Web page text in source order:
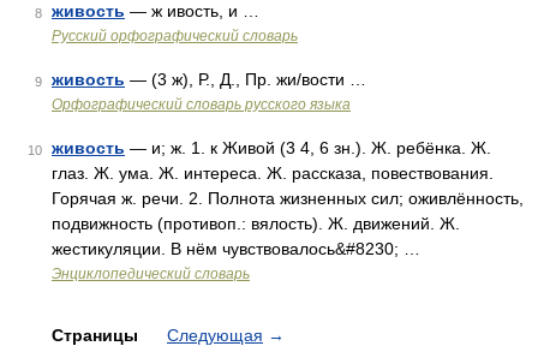
8 живость — ж ивость, и …
Русский орфографический словарь
9 живость — (3 ж), Р., Д., Пр. жи/вости …
Орфографический словарь русского языка
10 живость — и; ж. 1. к Живой (3 4, 6 зн.). Ж. ребёнка. Ж.
глаз. Ж. ума. Ж. интереса. Ж. рассказа, повествования.
Горячая ж. речи. 2. Полнота жизненных сил; оживлённость,
подвижность (противоп.: вялость). Ж. движений. Ж.
жестикуляции. В нём чувствовалось&#8230; …
Энциклопедический словарь
Страницы Следующая →